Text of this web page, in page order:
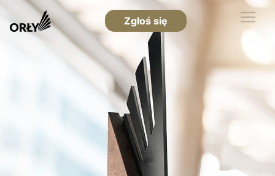
Zgłoś się